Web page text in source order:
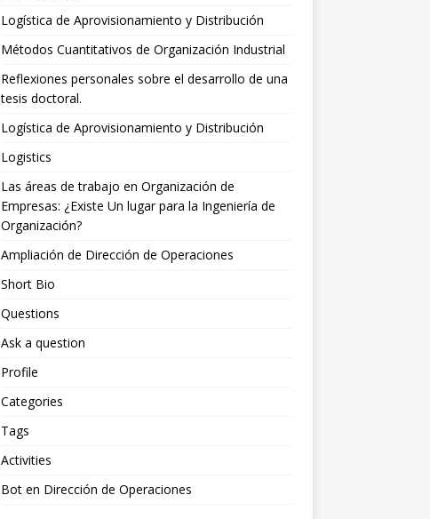
Logística de Aprovisionamiento y Distribución
Métodos Cuantitativos de Organización Industrial
Reflexiones personales sobre el desarrollo de una
tesis doctoral.
Logística de Aprovisionamiento y Distribución
Logistics
Las áreas de trabajo en Organización de
Empresas: ¿Existe Un lugar para la Ingeniería de
Organización?
Ampliación de Dirección de Operaciones
Short Bio
Questions
Ask a question
Profile
Categories
Tags
Activities
Bot en Dirección de Operaciones